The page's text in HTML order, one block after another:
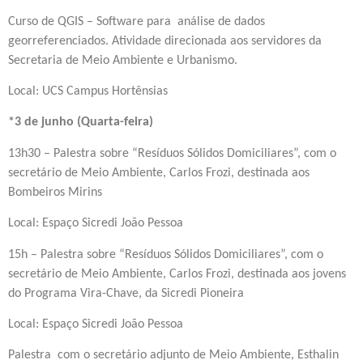
Curso de QGIS – Software para análise de dados
georreferenciados. Atividade direcionada aos servidores da
Secretaria de Meio Ambiente e Urbanismo.
Local: UCS Campus Hortênsias
*3 de junho (Quarta-feira)
13h30 – Palestra sobre “Resíduos Sólidos Domiciliares”, com o
secretário de Meio Ambiente, Carlos Frozi, destinada aos
Bombeiros Mirins
Local: Espaço Sicredi João Pessoa
15h – Palestra sobre “Resíduos Sólidos Domiciliares”, com o
secretário de Meio Ambiente, Carlos Frozi, destinada aos jovens
do Programa Vira-Chave, da Sicredi Pioneira
Local: Espaço Sicredi João Pessoa
Palestra com o secretário adjunto de Meio Ambiente, Esthalin